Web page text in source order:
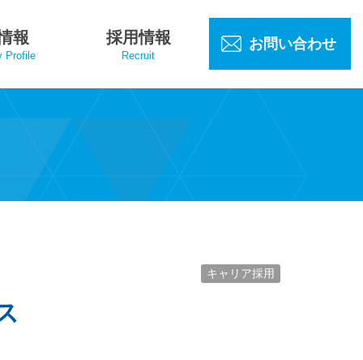
報
Profile
採用情報
Recruit
お問い合わせ
キャリア採用